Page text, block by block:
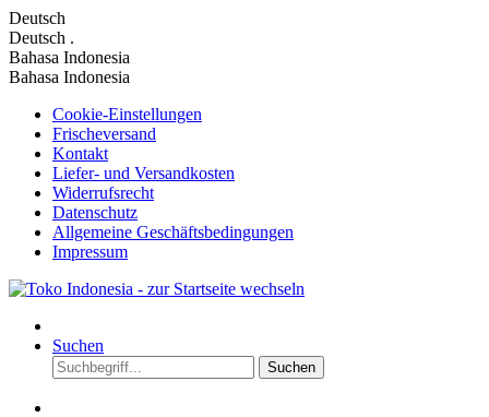
Deutsch
Deutsch .
Bahasa Indonesia
Bahasa Indonesia
Cookie-Einstellungen
Frischeversand
Kontakt
Liefer- und Versandkosten
Widerrufsrecht
Datenschutz
Allgemeine Geschäftsbedingungen
Impressum
Suchen
Suchen